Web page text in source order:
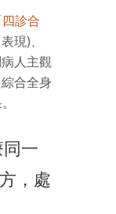
四診合
現)、
人主觀
合全身
一
，處